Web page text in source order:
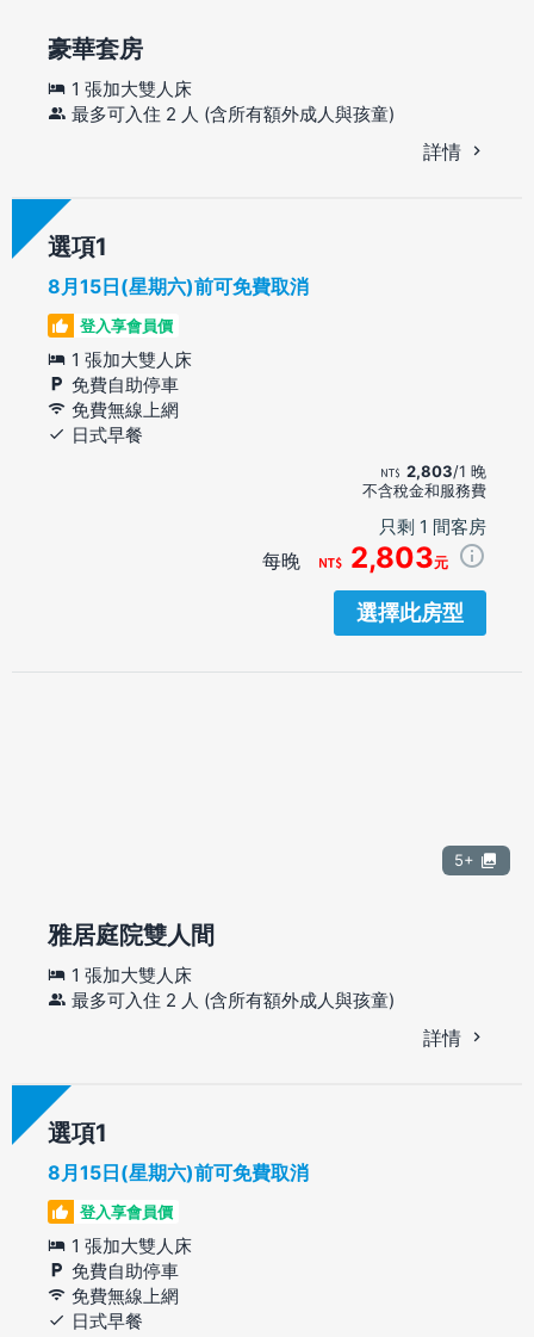
豪華套房
1 張加大雙人床
最多可入住 2 人 (含所有額外成人與孩童)
詳情
選項
8月15日(星期六)前可免費取消
登入享會員價
1 張加大雙人床
免費自助停車
免費無線上網
日式早餐
2,803/1 晚
不含稅金和服務費
只剩 1 間客房
每晚 2,803元
選擇此房型
5+
雅居庭院雙人間
1 張加大雙人床
最多可入住 2 人 (含所有額外成人與孩童)
詳情
選項
8月15日(星期六)前可免費取消
登入享會員價
1 張加大雙人床
免費自助停車
免費無線上網
日式早餐